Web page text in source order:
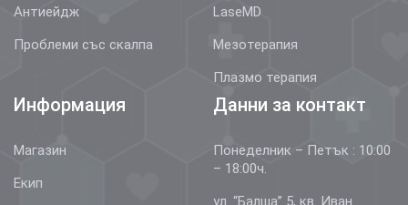
Антиейдж
Проблеми със скалпа
LaseMD
Мезотерапия
Плазмо терапия
Информация
Магазин
Екип
Данни за контакт
Понеделник – Петък : 10:00
– 18:00ч.
ул. “Балша” 5, кв. Иван